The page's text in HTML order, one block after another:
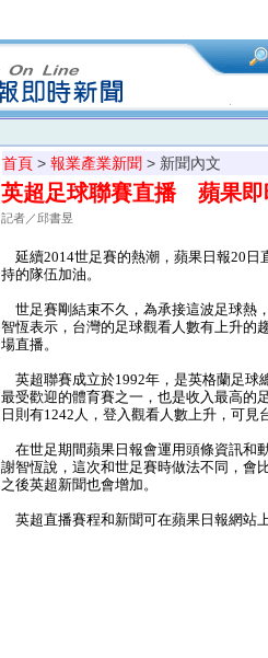
首頁 > 報業產業新聞 > 新聞內文
英超足球聯賽直播 蘋果即
記者／邱書昱
延續2014世足賽的熱潮，蘋果日報20日
持的隊伍加油。
世足賽剛結束不久，為承接這波足球熱
智恆表示，台灣的足球觀看人數有上升的
場直播。
英超聯賽成立於1992年，是英格蘭足球
最受歡迎的體育賽之一，也是收入最高的
日則有1242人，登入觀看人數上升，可見
在世足期間蘋果日報會運用頭條資訊和
謝智恆說，這次和世足賽時做法不同，會
之後英超新聞也會增加。
英超直播賽程和新聞可在蘋果日報網站